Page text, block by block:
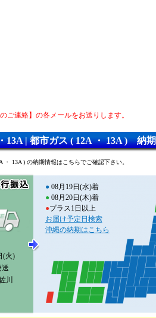
連絡】の各メールをお送りします。
13A | 都市ガス ( 12A ・ 13A ) 納
・ 13A ) の納期情報はこちらでご確認下さい。
(火)
送
川
●08月19日(水)着
●08月20日(木)着
●プラス1日以上
お届け予定日検索
沖縄の納期はこちら